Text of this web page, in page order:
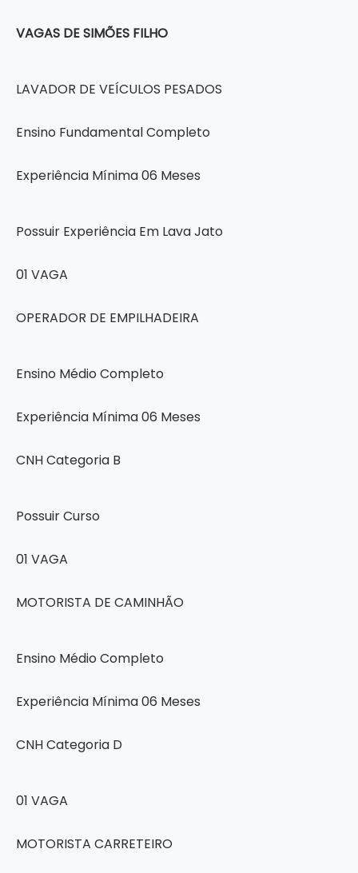
VAGAS DE SIMÕES FILHO
LAVADOR DE VEÍCULOS PESADOS
Ensino Fundamental Completo
Experiência Mínima 06 Meses
Possuir Experiência Em Lava Jato
01 VAGA
OPERADOR DE EMPILHADEIRA
Ensino Médio Completo
Experiência Mínima 06 Meses
CNH Categoria B
Possuir Curso
01 VAGA
MOTORISTA DE CAMINHÃO
Ensino Médio Completo
Experiência Mínima 06 Meses
CNH Categoria D
01 VAGA
MOTORISTA CARRETEIRO